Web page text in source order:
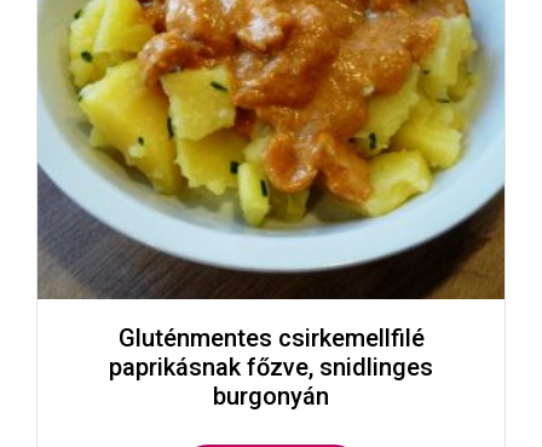
Gluténmentes csirkemellfilé
paprikásnak főzve, snidlinges
burgonyán